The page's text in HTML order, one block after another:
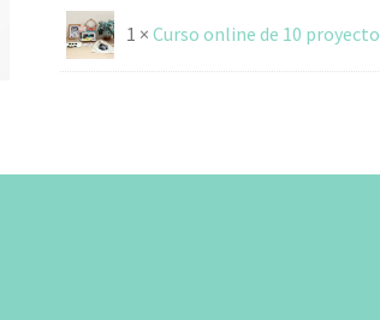
1 × Curso online de 10